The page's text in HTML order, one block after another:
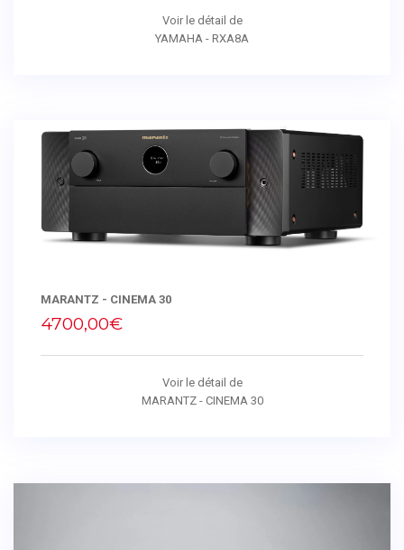
Voir le détail de
YAMAHA - RXA8A
MARANTZ - CINEMA 30
4700,00€
Voir le détail de
MARANTZ - CINEMA 30